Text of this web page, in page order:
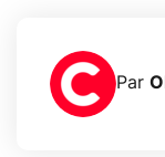
Par